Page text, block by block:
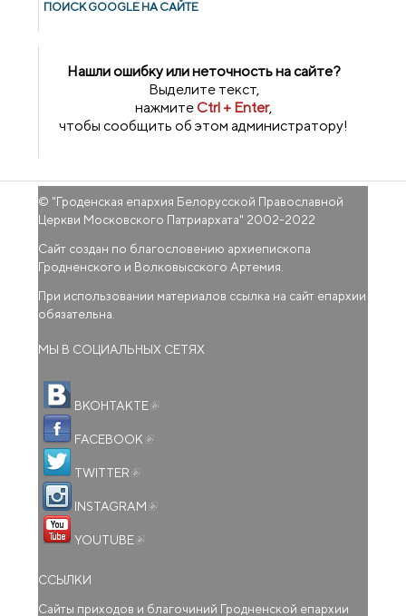
ПОИСК GOОGLE НА САЙТЕ
Нашли ошибку или неточность на сайте?
Выделите текст,
нажмитеCtrl + Enter,
чтобы сообщить об этом администратору!
© "Гроденская епархия Белорусской Православной
Церкви Московского Патриархата" 2002-2022
Сайт создан по благословению архиепископа
Гродненского и Волковысского Артемия.
При использовании материалов ссылка на сайт епархии
обязательна.
МЫ В СОЦИАЛЬНЫХ СЕТЯХ
ВКОНТАКТЕ
FACEBOOK
TWITTER
INSTAGRAM
YOUTUBE
ССЫЛКИ
Сайты приходов и благочиний Гродненской епархии